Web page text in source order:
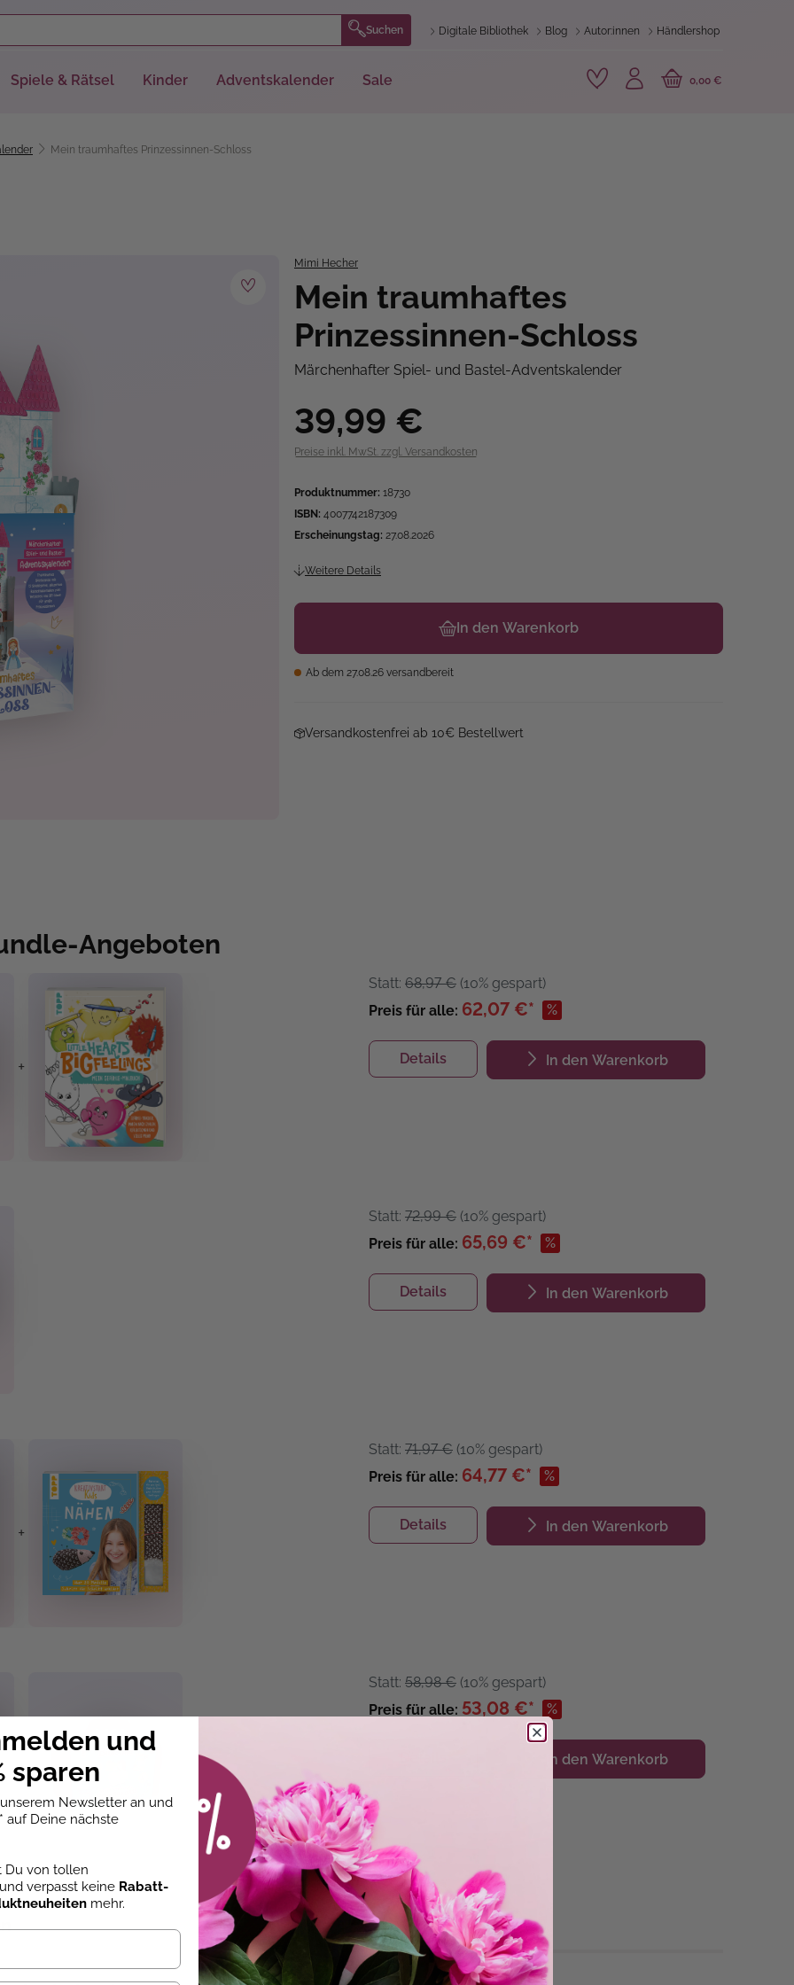
Suchen Digitale Bibliothek Blog Autor:innen Händlershop
Spiele & Rätsel Kinder Adventskalender Sale 0,00 €
Mein traumhaftes Prinzessinnen-Schloss
Mimi Hecher
Mein traumhaftes
Prinzessinnen-Schloss
Märchenhafter Spiel- und Bastel-Adventskalender
39,99 €
Preise inkl. MwSt. zzgl. Versandkosten
Produktnummer: 18730
ISBN: 4007742187309
Erscheinungstag: 27.08.2026
Weitere Details
In den Warenkorb
Ab dem 27.08.26 versandbereit
Versandkostenfrei ab 10€ Bestellwert
Angeboten
+
Statt: 68,97 € (10% gespart)
Preis für alle: 62,07 €* %
Details In den Warenkorb
Statt: 72,99 € (10% gespart)
Preis für alle: 65,69 €* %
Details In den Warenkorb
+
Statt: 71,97 € (10% gespart)
Preis für alle: 64,77 €* %
Details In den Warenkorb
+
Statt: 58,98 € (10% gespart)
Preis für alle: 53,08 €* %
In den Warenkorb
und
sparen
Newsletter an und
* auf Deine nächste
Du von tollen
verpasst keine Rabatt-
mehr.